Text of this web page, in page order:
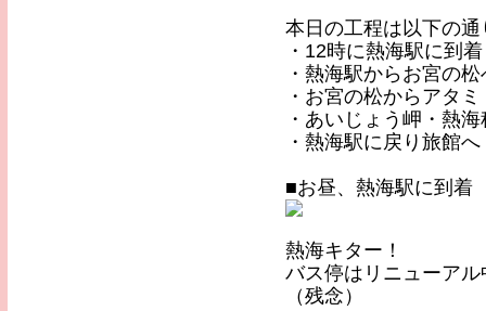
本日の工程は以下の通
・12時に熱海駅に到着
・熱海駅からお宮の
・お宮の松からアタ
・あいじょう岬・熱
・熱海駅に戻り旅館
■お昼、熱海駅に到着
熱海キター！
バス停はリニューア
（残念）